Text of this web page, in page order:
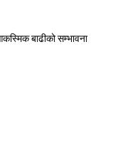
बाढीको सम्भावना